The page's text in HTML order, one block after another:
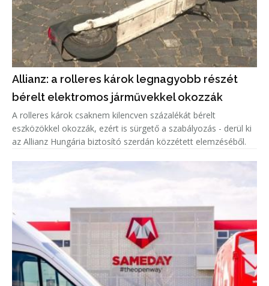
Allianz: a rolleres károk legnagyobb részét
bérelt elektromos járművekkel okozzák
A rolleres károk csaknem kilencven százalékát bérelt
eszközökkel okozzák, ezért is sürgető a szabályozás - derül ki
az Allianz Hungária biztosító szerdán közzétett elemzéséből.